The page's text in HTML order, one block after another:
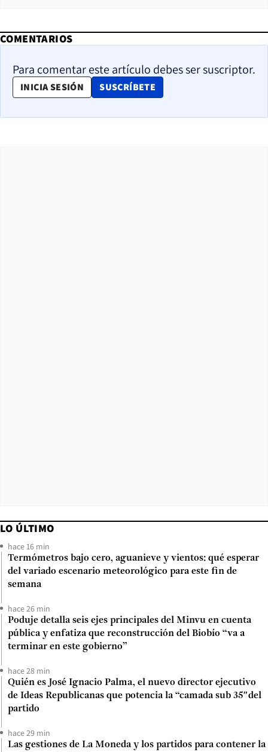
COMENTARIOS
Para comentar este artículo debes ser suscriptor.
INICIA SESIÓN SUSCRÍBETE
OPENS IN NEW WINDOW
LO ÚLTIMO
hace 16 min
Termómetros bajo cero, aguanieve y vientos: qué esperar
del variado escenario meteorológico para este fin de
semana
hace 26 min
Poduje detalla seis ejes principales del Minvu en cuenta
pública y enfatiza que reconstrucción del Biobío “va a
terminar en este gobierno”
hace 28 min
Quién es José Ignacio Palma, el nuevo director ejecutivo
de Ideas Republicanas que potencia la “camada sub 35″del
partido
hace 29 min
Las gestiones de La Moneda y los partidos para contener la